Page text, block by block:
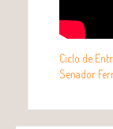
Ciclo de
Senador